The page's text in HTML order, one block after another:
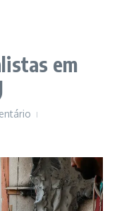
em